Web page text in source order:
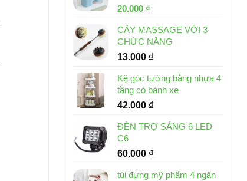
Giá
là:
30.000 ₫.
20.000 ₫
tại
là:
20.000 ₫.
CÂY MASSAGE VỚI 3
CHỨC NĂNG
13.000 ₫
Kệ góc tường bằng nhựa 4
tầng có bánh xe
42.000 ₫
ĐÈN TRỢ SÁNG 6 LED
C6
60.000 ₫
túi đựng mỹ phẩm 4 ngăn